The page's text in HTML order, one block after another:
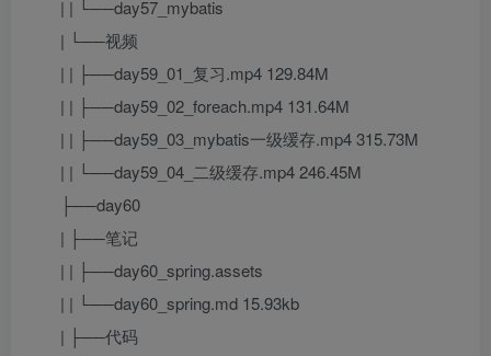
| | └──day57_mybatis
| └──视频
| | ├──day59_01_复习.mp4 129.84M
| | ├──day59_02_foreach.mp4 131.64M
| | ├──day59_03_mybatis一级缓存.mp4 315.73M
| | └──day59_04_二级缓存.mp4 246.45M
├──day60
| ├──笔记
| | ├──day60_spring.assets
| | └──day60_spring.md 15.93kb
| ├──代码